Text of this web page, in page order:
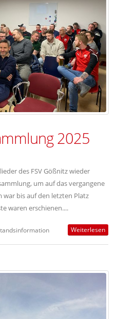
2025
des FSV Gößnitz wieder
um auf das vergangene
war bis auf den letzten Platz
waren erschienen....
Weiterlesen